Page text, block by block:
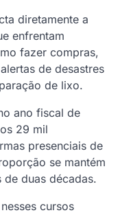
diretamente a
enfrentam
fazer compras,
de desastres
de lixo.
ano fiscal de
29 mil
presenciais de
se mantém
duas décadas.
cursos